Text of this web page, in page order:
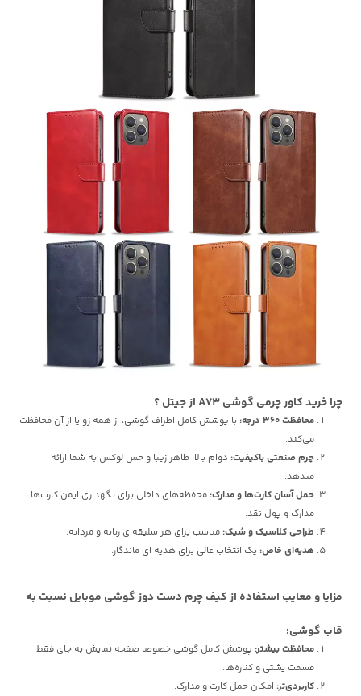
چرا خرید کاور چرمی گوشی A73 از جیتل ؟
محافظت 360 درجه:
با پوشش کامل اطراف گوشی، از همه زوایا از آن محافظت
می‌کند.
چرم صنعتی باکیفیت: دوام بالا، ظاهر زیبا و حس لوکس به شما ارائه
میدهد.
حمل آسان کارت‌ها و مدارک: محفظه‌های داخلی برای نگهداری ایمن کارت‌ها ،
مدارک و پول نقد.
طراحی کلاسیک و شیک: مناسب برای هر سلیقه‌ای زنانه و مردانه.
هدیه‌ای خاص: یک انتخاب عالی برای هدیه ای ماندگار.
مزایا و معایب استفاده از کیف چرم دست دوز گوشی موبایل نسبت به
قاب گوشی:
محافظت بیشتر: پوشش کامل گوشی خصوصا صفحه نمایش به جای فقط
قسمت پشتی و کناره‌ها.
کاربردی‌تر: امکان حمل کارت و مدارک.